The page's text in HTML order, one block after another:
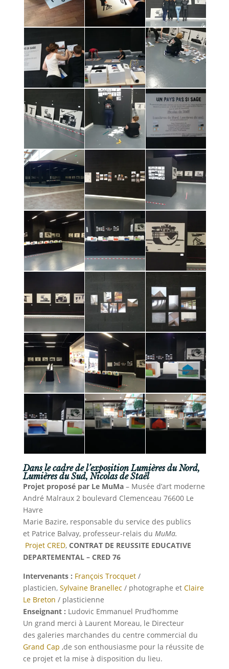
Dans le cadre de l’expositionLumières du Nord,
Lumières du Sud, Nicolas de Staël
Projet proposé par Le MuMa– Musée d’art moderne
André Malraux 2 boulevard Clemenceau 76600 Le
Havre
Marie Bazire, responsable du service des publics
et Patrice Balvay, professeur-relais du MuMa.
Projet CRED, CONTRAT DE REUSSITE EDUCATIVE
DEPARTEMENTAL – CRED 76
Intervenants : François Trocquet/
plasticien, Sylvaine Branellec / photographe et Claire
Le Breton / plasticienne
Enseignant : Ludovic Emmanuel Prud’homme
Un grand merci à Laurent Moreau, le Directeur
des galeries marchandes du centre commercial du
Grand Cap ,de son enthousiasme pour la réussite de
ce projet et la mise à disposition du lieu.